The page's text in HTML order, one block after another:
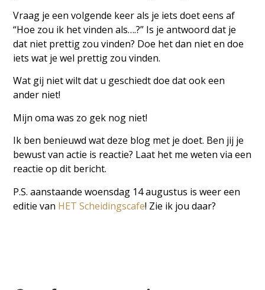
Vraag je een volgende keer als je iets doet eens af
“Hoe zou ik het vinden als….?” Is je antwoord dat je
dat niet prettig zou vinden? Doe het dan niet en doe
iets wat je wel prettig zou vinden.
Wat gij niet wilt dat u geschiedt doe dat ook een
ander niet!
Mijn oma was zo gek nog niet!
Ik ben benieuwd wat deze blog met je doet. Ben jij je
bewust van actie is reactie? Laat het me weten via een
reactie op dit bericht.
P.S. aanstaande woensdag 14 augustus is weer een
editie van HET Scheidingscafe! Zie ik jou daar?